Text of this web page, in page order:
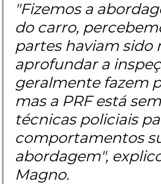
"Fizemos a
do carro,
partes haviam sido
aprofundar a
geralmente fazem
mas a PRF está
técnicas policiais
comportamentos
abordagem",
Magno.